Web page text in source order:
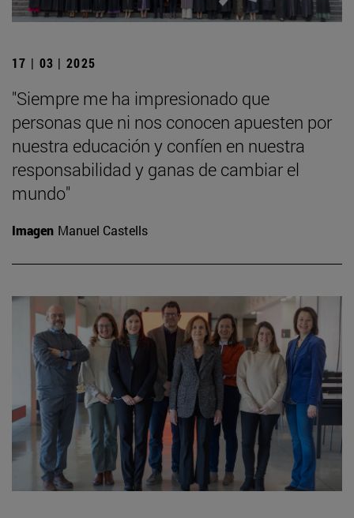
17 | 03 | 2025
"Siempre me ha impresionado que
personas que ni nos conocen apuesten por
nuestra educación y confíen en nuestra
responsabilidad y ganas de cambiar el
mundo"
Imagen Manuel Castells